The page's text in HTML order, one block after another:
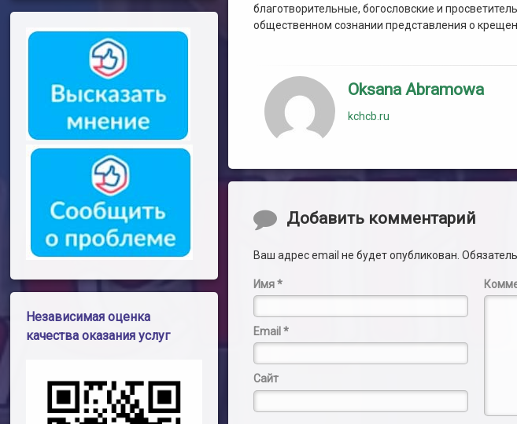
благотворительные, богословские и
общественном сознании представления о
Oksana Abramowa
kchcb.ru
Комментарии
Добавить комментарий
Ваш адрес email не будет опубликован.
Имя*
Email*
Сайт
Независимая оценка
качества оказания услуг